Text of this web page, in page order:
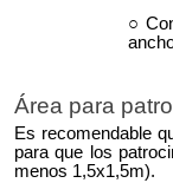
Área para
Es recomendable
para que los
menos 1,5x1,5m).